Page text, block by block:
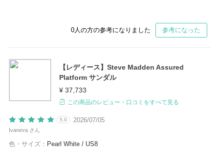
0 人の方の参考になりました 参考になった
【レディース】Steve Madden Assured
Platform サンダル
¥ 37,733
この商品のレビュー・口コミをすべて見る
2026/07/05
5.0
Ivaneva さん
色・サイズ： Pearl White / US8